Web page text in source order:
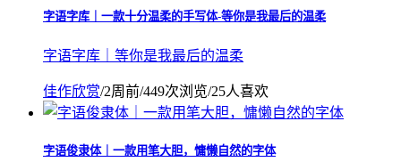
字语字库｜一款十分温柔的手写体-等你是我最后的温柔
字语字库｜等你是我最后的温柔
佳作欣赏/2周前/449次浏览/25人喜欢
字语俊隶体｜一款用笔大胆，慵懒自然的字体